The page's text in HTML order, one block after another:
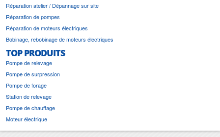
Réparation atelier / Dépannage sur site
Réparation de pompes
Réparation de moteurs électriques
Bobinage, rebobinage de moteurs électriques
TOP PRODUITS
Pompe de relevage
Pompe de surpression
Pompe de forage
Station de relevage
Pompe de chauffage
Moteur électrique